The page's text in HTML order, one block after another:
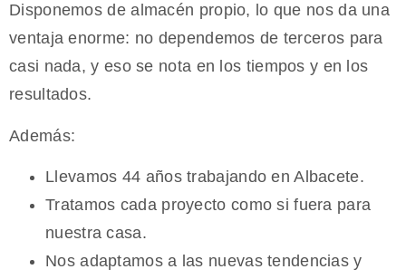
Disponemos de almacén propio, lo que nos da una
ventaja enorme: no dependemos de terceros para
casi nada, y eso se nota en los tiempos y en los
resultados.
Además:
Llevamos 44 años trabajando en Albacete.
Tratamos cada proyecto como si fuera para
nuestra casa.
Nos adaptamos a las nuevas tendencias y